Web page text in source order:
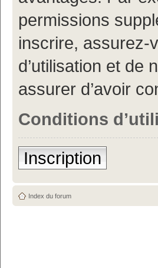
permissions
inscrire, assurez-
d’utilisation et de
assurer d’avoir
Conditions
Inscription
Index du forum